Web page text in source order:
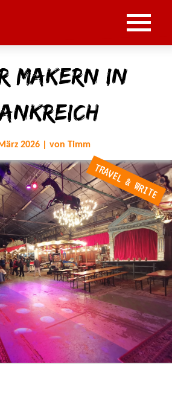
Makern in
2026 | von Timm
TRAVEL & WRITE